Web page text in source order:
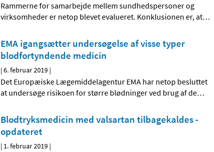
Rammerne for samarbejde mellem sundhedspersoner og
virksomheder er netop blevet evalueret. Konklusionen er, at…
EMA igangsætter undersøgelse af visse typer
blodfortyndende medicin
|6. februar 2019 |
Det Europæiske Lægemiddelagentur EMA har netop besluttet
at undersøge risikoen for større blødninger ved brug af de…
Blodtryksmedicin med valsartan tilbagekaldes -
opdateret
| 1. februar 2019 |